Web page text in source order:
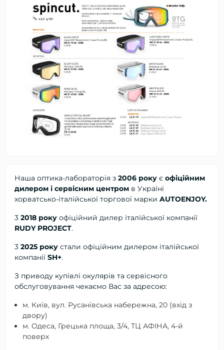
Наша оптика-лабораторія з 2006 року є офіційним
дилером і сервісним центром в Україні
хорватсько-італійської торгової марки AUTOENJOY.
3 2018 року офіційний дилер італійської компанії
RUDY PROJECT.
3 2025 року стали офіційним дилером італійської
компанії SH+.
З приводу купівлі окулярів та сервісного
обслуговування чекаємо Вас за адресою:
м. Київ, вул. Русанівська набережна, 20 (вхід з
двору)
м. Одеса, Грецька площа, 3/4, ТЦ АФІНА, 4-й
поверх